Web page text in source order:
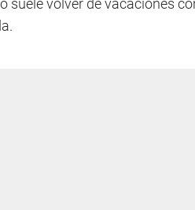
suele volver de vacaciones